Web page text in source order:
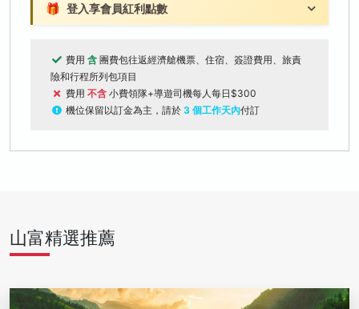
🎁 登入享會員紅利點數
費用 含 團費包往返經濟艙機票、住宿、簽證費用、旅責
險和行程所列包項目
費用 不含 小費領隊+導遊司機每人每日$300
機位保留以訂金為主，請於 3 個工作天內付訂
山富精選推薦